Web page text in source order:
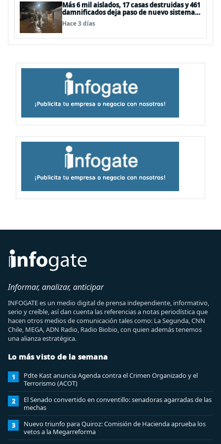
Más 6 mil aislados, 17 casas destruidas y 461
damnificados deja paso de nuevo sistema
frontal
Hace 3 días
Informar, analizar, anticipar
INFOGATE es un medio digital de prensa independiente, informativo,
serio y creíble, así dan cuenta las referencias a notas periodística que
hacen otros medios de comunicación tales como: La Segunda, CNN
Chile, MEGA, ADN Radio, Radio Biobio, con quien además tenemos
una alianza estratégica.
Lo más visto de la semana
1
Pdte Kast anuncia Agenda contra el Crimen Organizado y el
Terrorismo (ACOT)
2
El Senado convertido en conventillo: senadoras agarradas de las
mechas
3
Nuevo triunfo para Quiroz: Comisión de Hacienda aprueba los
vetos a la Megarreforma